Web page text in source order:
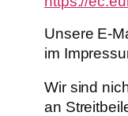
Unsere E-
im
Wir sind
an